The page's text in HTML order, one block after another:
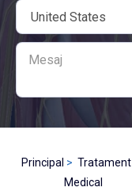
Principal
Tratament
Medical